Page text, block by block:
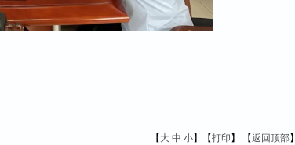
【 大 中 小】【打印 】 【返回顶部